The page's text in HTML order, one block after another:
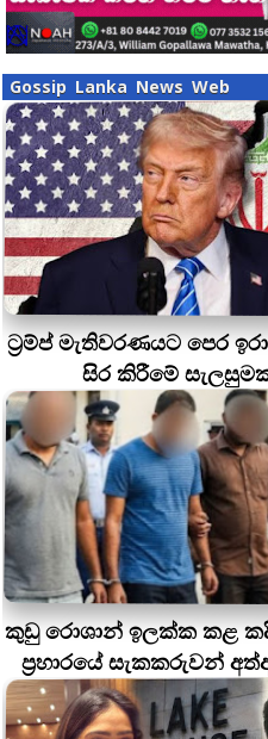
Gossip Lanka News Web
ට්‍රම්ප් මැතිවරණයට පෙර
සිර කිරීමේ
කුඩු රොශාන් ඉලක්ක කළ
ප්‍රහාරයේ සැකකරුවන්